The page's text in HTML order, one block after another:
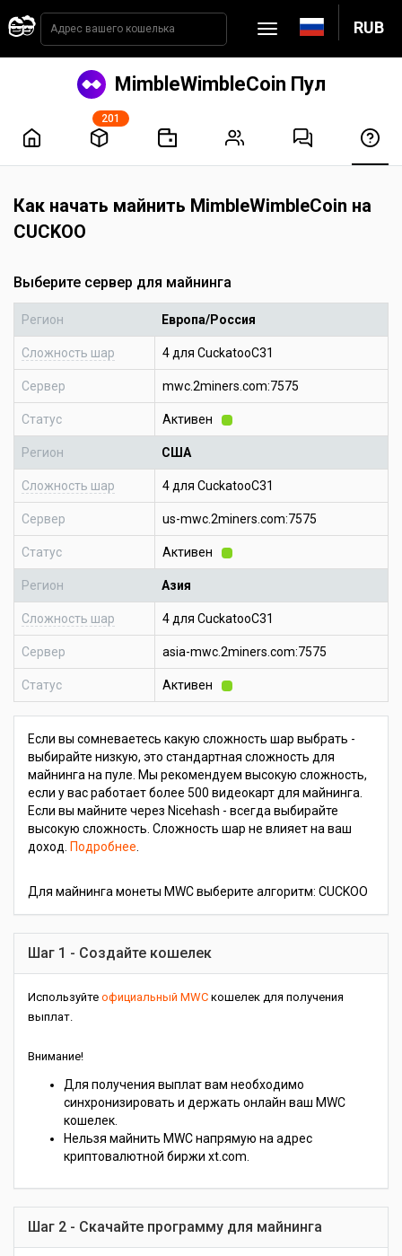
RUB
MimbleWimbleCoin Пул
201
Как начать майнить MimbleWimbleCoin на
CUCKOO
Выберите сервер для майнинга
Регион Европа/Россия
Сложность шар 4 для CuckatooC31
Сервер mwc.2miners.com:7575
Статус Активен
Регион США
Сложность шар 4 для CuckatooC31
Сервер us-mwc.2miners.com:7575
Статус Активен
Регион Азия
Сложность шар 4 для CuckatooC31
Сервер asia-mwc.2miners.com:7575
Статус Активен
Если вы сомневаетесь какую сложность шар выбрать -
выбирайте низкую, это стандартная сложность для
майнинга на пуле. Мы рекомендуем высокую сложность,
если у вас работает более 500 видеокарт для майнинга.
Если вы майните через Nicehash - всегда выбирайте
высокую сложность. Сложность шар не влияет на ваш
доход. Подробнее
Для майнинга монеты MWC выберите алгоритм: CUCKOO
Шаг 1 - Создайте кошелек
Используйте официальный MWC кошелек для получения
выплат.
Внимание!
Для получения выплат вам необходимо
синхронизировать и держать онлайн ваш MWC
кошелек.
Нельзя майнить MWC напрямую на адрес
криптовалютной биржи xt.com.
Шаг 2 - Скачайте программу для майнинга